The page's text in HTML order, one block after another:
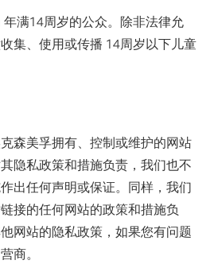
满14周岁的公众。除非法律允
集、使用或传播 14周岁以下儿童
森美孚拥有、控制或维护的网站
隐私政策和措施负责，我们也不
出任何声明或保证。同样，我们
接的任何网站的政策和措施负
网站的隐私政策，如果您有问题
商。